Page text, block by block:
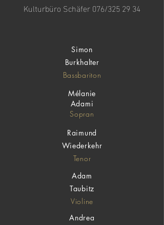
Kulturbüro Schäfer 076/325 29 34
Simon
Burkhalter
Bassbariton
Mélanie
Adami
Sopran
Raimund
Wiederkehr
Tenor
Adam
Taubitz
Violine
Andrea